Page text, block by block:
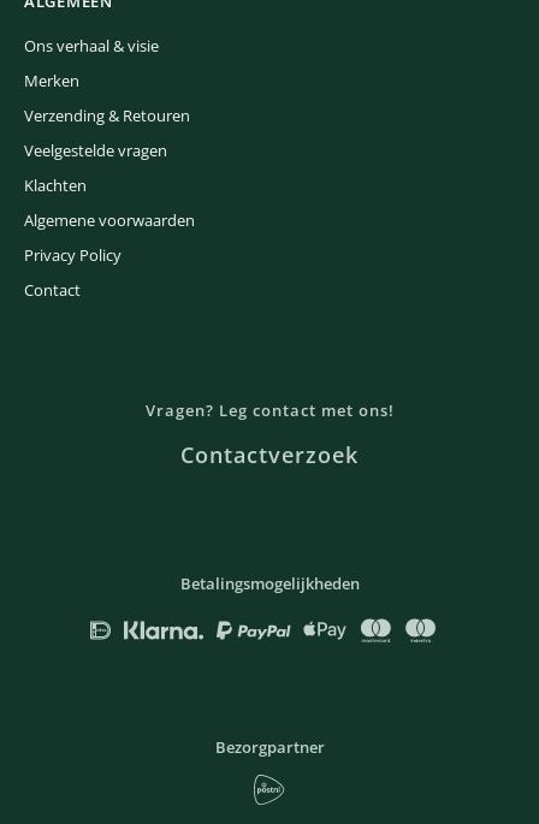
Ons verhaal & visie
Merken
Verzending & Retouren
Veelgestelde vragen
Klachten
Algemene voorwaarden
Privacy Policy
Contact
Vragen? Leg contact met ons!
Contactverzoek
Betalingsmogelijkheden
Bezorgpartner